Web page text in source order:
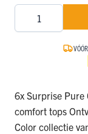
6x Surprise Pure
comfort tops
Color collectie